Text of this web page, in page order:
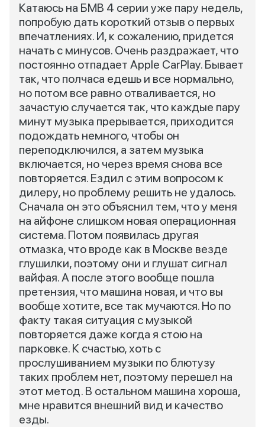
Катаюсь на БМВ 4 серии уже пару недель,
попробую дать короткий отзыв о первых
впечатлениях. И, к сожалению, придется
начать с минусов. Очень раздражает, что
постоянно отпадает Apple CarPlay. Бывает
так, что полчаса едешь и все нормально,
но потом все равно отваливается, но
зачастую случается так, что каждые пару
минут музыка прерывается, приходится
подождать немного, чтобы он
переподключился, а затем музыка
включается, но через время снова все
повторяется. Ездил с этим вопросом к
дилеру, но проблему решить не удалось.
Сначала он это объяснил тем, что у меня
на айфоне слишком новая операционная
система. Потом появилась другая
отмазка, что вроде как в Москве везде
глушилки, поэтому они и глушат сигнал
вайфая. А после этого вообще пошла
претензия, что машина новая, и что вы
вообще хотите, все так мучаются. Но по
факту такая ситуация с музыкой
повторяется даже когда я стою на
парковке. К счастью, хоть с
прослушиванием музыки по блютузу
таких проблем нет, поэтому перешел на
этот метод. В остальном машина хороша,
мне нравится внешний вид и качество
езды.